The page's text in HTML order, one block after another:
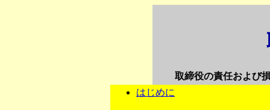
取締役の責任および
はじめに